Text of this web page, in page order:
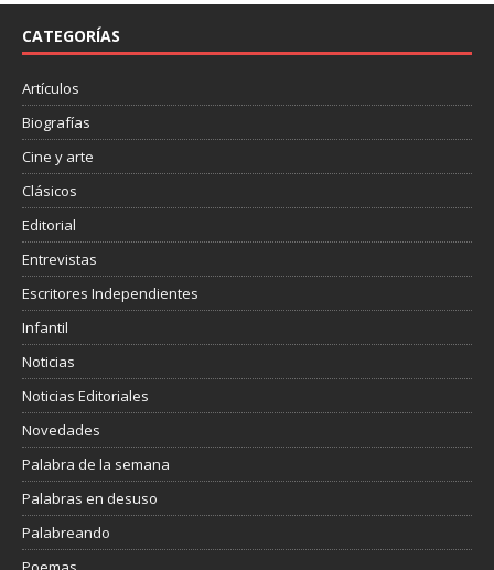
o
k
r
t
i
CATEGORÍAS
Artículos
Biografías
Cine y arte
Clásicos
Editorial
Entrevistas
Escritores Independientes
Infantil
Noticias
Noticias Editoriales
Novedades
Palabra de la semana
Palabras en desuso
Palabreando